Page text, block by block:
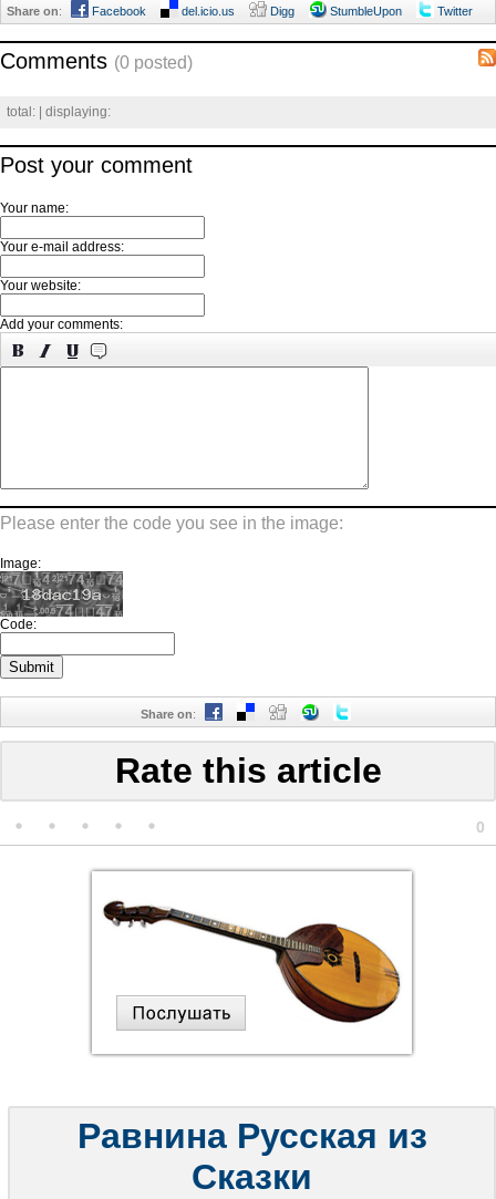
Share on: Facebook del.icio.us Digg StumbleUpon Twitter
Comments (0 posted)
total: | displaying:
Post your comment
Your name:
Your e-mail address:
Your website:
Add your comments:
Please enter the code you see in the image:
Image:
Code:
Share on:
Rate this article
0
Равнина Русская из
Сказки